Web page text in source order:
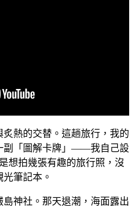
熱的交替。這趟旅行，我的
副「圖解卡牌」——我自己設
想拍幾張有趣的旅行照，沒
筆記本。
神社。那天退潮，海面露出